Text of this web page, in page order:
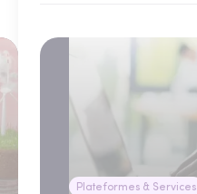
Plateformes & Services